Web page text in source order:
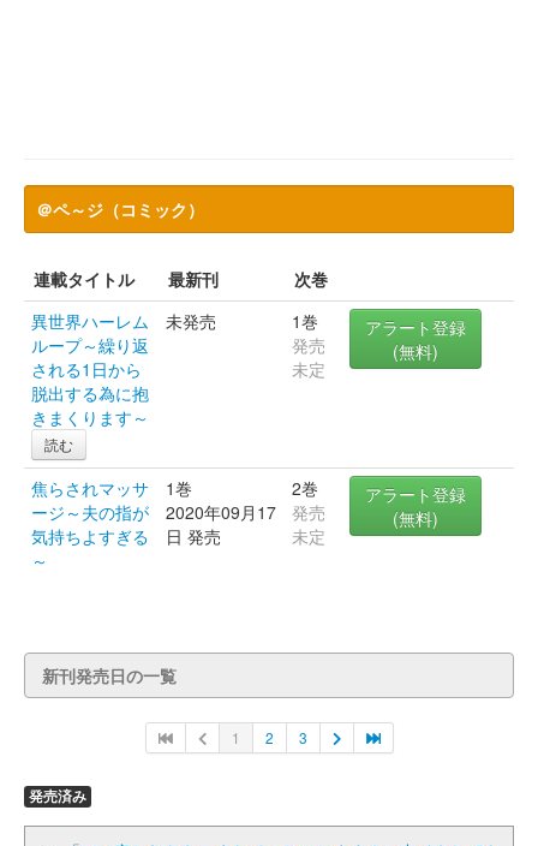
＠ペ～ジ（コミック）
連載タイトル 最新刊
次巻
異世界ハーレム
ループ～繰り返
される1日から
脱出する為に抱
きまくります～
読む
未発売
1巻
発売
未定
アラート登録
(無料)
焦らされマッサ
ージ～夫の指が
気持ちよすぎる
～
1巻
2020年09月17
日 発売
2巻
発売
未定
アラート登録
(無料)
新刊発売日の一覧
1 2 3
発売済み